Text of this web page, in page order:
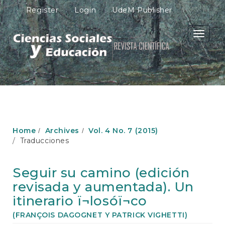
M
a
i
n
N
a
v
i
g
n
n
C
o
n
t
Register Login UdeM Publisher
Toggle
Home Archives
Vol. 4 No. 7 (2015)
Traducciones
Seguir su camino (edición
revisada y aumentada). Un
itinerario ï¬losóï¬co
(FRANÇOIS DAGOGNET Y PATRICK VIGHETTI)